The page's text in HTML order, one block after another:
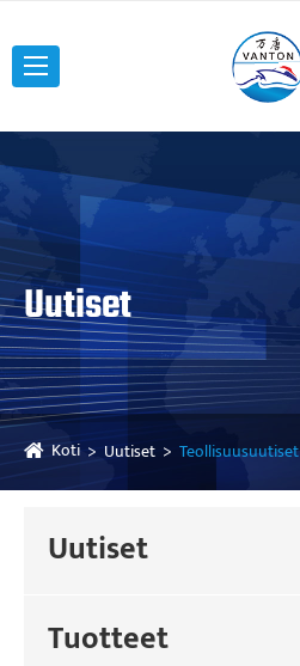
Uutiset
Koti Uutiset Teollisuusuutiset
Uutiset
Tuotteet